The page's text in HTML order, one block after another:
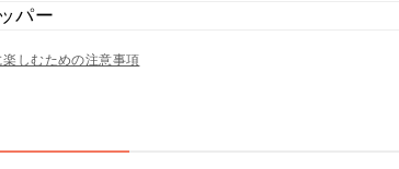
パー
しむための注意事項